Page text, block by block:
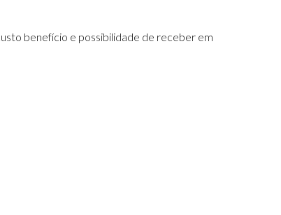
benefício e possibilidade de receber em